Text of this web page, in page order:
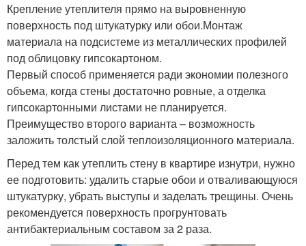
Крепление утеплителя прямо на выровненную
поверхность под штукатурку или обои.Монтаж
материала на подсистеме из металлических профилей
под облицовку гипсокартоном.
Первый способ применяется ради экономии полезного
объема, когда стены достаточно ровные, а отделка
гипсокартонными листами не планируется.
Преимущество второго варианта – возможность
заложить толстый слой теплоизоляционного материала.
Перед тем как утеплить стену в квартире изнутри, нужно
ее подготовить: удалить старые обои и отваливающуюся
штукатурку, убрать выступы и заделать трещины. Очень
рекомендуется поверхность прогрунтовать
антибактериальным составом за 2 раза.